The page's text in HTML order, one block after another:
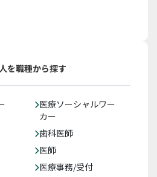
を職種から探す
医療ソーシャルワー
カー
歯科医師
医師
医療事務/受付